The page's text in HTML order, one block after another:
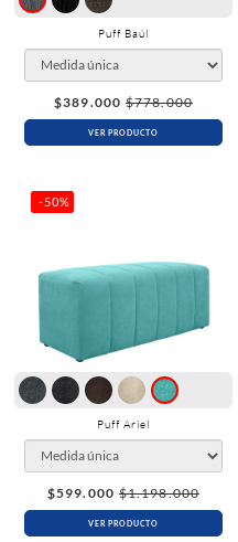
Puff Baúl
$389.000 $778.000
VER PRODUCTO
-50%
Puff Ariel
$599.000 $1.198.000
VER PRODUCTO